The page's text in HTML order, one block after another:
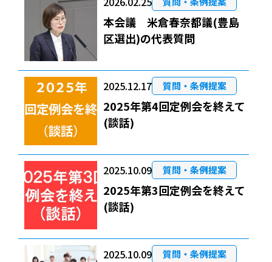
本会議 米倉春奈都議(豊島
区選出)の代表質問
2025.12.17 質問・条例提案
2025年第4回定例会を終えて
(談話)
2025.10.09 質問・条例提案
2025年第3回定例会を終えて
(談話)
2025.10.09 質問・条例提案